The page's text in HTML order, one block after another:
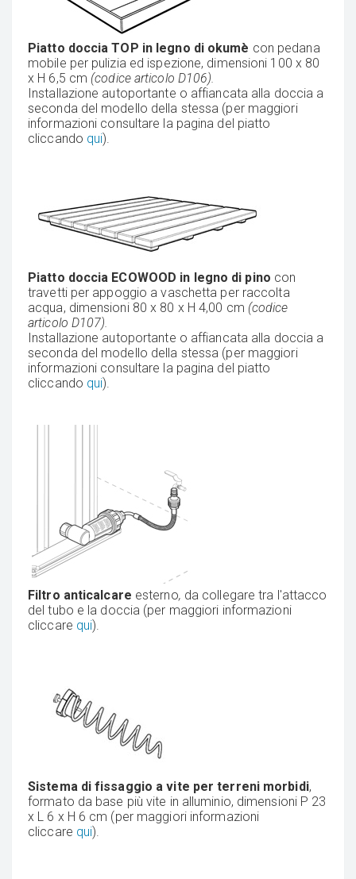
Piatto doccia TOP in legno di okumè con pedana
mobile per pulizia ed ispezione, dimensioni 100 x 80
x H 6,5 cm (codice articolo D106).
Installazione autoportante o affiancata alla doccia a
seconda del modello della stessa (per maggiori
informazioni consultare la pagina del piatto
cliccando qui).
Piatto doccia ECOWOOD in legno di pino con
travetti per appoggio a vaschetta per raccolta
acqua, dimensioni 80 x 80 x H 4,00 cm (codice
articolo D107).
Installazione autoportante o affiancata alla doccia a
seconda del modello della stessa (per maggiori
informazioni consultare la pagina del piatto
cliccando qui).
Filtro anticalcare esterno, da collegare tra l'attacco
del tubo e la doccia (per maggiori informazioni
cliccare qui).
Sistema di fissaggio a vite per terreni morbidi,
formato da base più vite in alluminio, dimensioni P 23
x L 6 x H 6 cm (per maggiori informazioni
cliccare qui).